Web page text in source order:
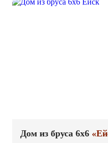
Дом из бруса 6х6